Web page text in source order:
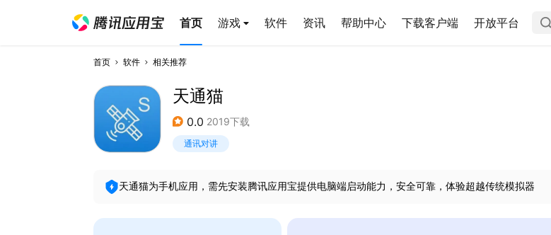
首页 游戏 软件 资讯 帮助中心 下载客户端 开放平台
首页 软件 相关推荐
天通猫
0.0 2019下载
通讯对讲
天通猫为手机应用，需先安装腾讯应用宝提供电脑端启动能力，安全可靠，体验超越传统模拟器